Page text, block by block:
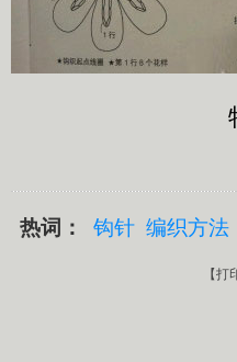
热词： 钩针 编织方法
【打